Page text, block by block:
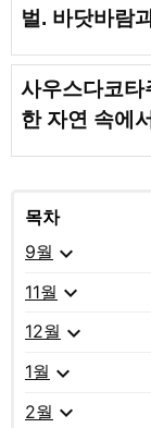
벌. 바닷바람
사우스다코타
한 자연 속에
목차
9월 expand_more
11월 expand_more
12월 expand_more
1월 expand_more
2월 expand_more